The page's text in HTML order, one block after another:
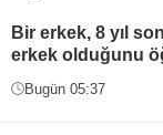
Bir erkek, 8 yıl
erkek olduğunu
Bugün 05:37